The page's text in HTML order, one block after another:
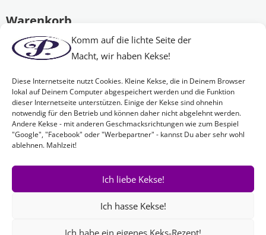
Komm auf die lichte Seite der
Macht, wir haben Kekse!
Diese Internetseite nutzt Cookies. Kleine Kekse, die in Deinem Browser
lokal auf Deinem Computer abgespeichert werden und die Funktion
dieser Internetseite unterstützen. Einige der Kekse sind ohnehin
notwendig für den Betrieb und können daher nicht abgelehnt werden.
Andere Kekse - mit anderen Geschmacksrichtungen wie zum Bespiel
"Google", "Facebook" oder "Werbepartner" - kannst Du aber sehr wohl
ablehnen. Mahlzeit!
Ich liebe Kekse!
Ich hasse Kekse!
Ich habe ein eigenes Keks-Rezept!
Warenkorb
Es befinden sich keine Produkte im Warenkorb.
Nichts Passendes gefunden?
Wenn Sie nach etwas Bestimmtem suchen oder gerne ein Produkt
Ihren Wünschen entsprechend anfertigen lassen möchten,
einfach!